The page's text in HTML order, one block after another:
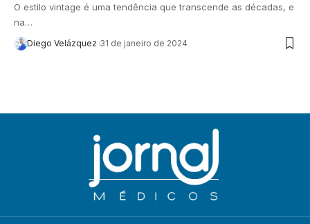
O estilo vintage é uma tendência que transcende as décadas, e
na…
Diego Velázquez 31 de janeiro de 2024